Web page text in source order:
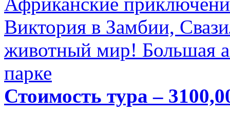
Виктория в Замбии,
животный мир! Большая
парке
Стоимость тура –